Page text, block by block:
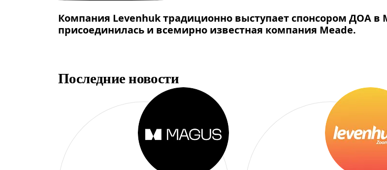
Компания Levenhukтрадиционно выступает спонсором ДОА в
присоединилась и всемирно известная компания Meade.
Последние новости